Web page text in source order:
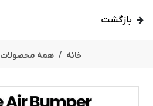
بازگشت
خانه همه محصولات